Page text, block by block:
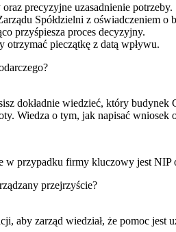
precyzyjne uzasadnienie potrzeby.
Spółdzielni z oświadczeniem o
przyśpiesza proces decyzyjny.
otrzymać pieczątkę z datą wpływu.
dokładnie wiedzieć, który
Wiedza o tym, jak napisać
w przypadku firmy kluczowy jest
przejrzyście?
aby zarząd wiedział, że pomoc